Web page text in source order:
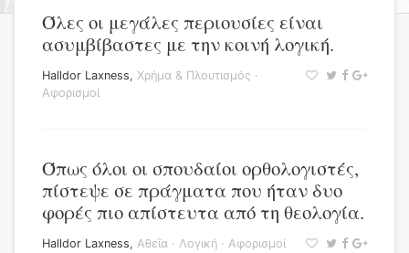
Όλες οι μεγάλες περιουσίες είναι
ασυμβίβαστες με την κοινή λογική.
Halldor Laxness, Χρήμα & Πλουτισμός ·
Αφορισμοί
Όπως όλοι οι σπουδαίοι ορθολογιστές,
πίστεψε σε πράγματα που ήταν δυο
φορές πιο απίστευτα από τη θεολογία.
Halldor Laxness, Αθεΐα · Λογική · Αφορισμοί